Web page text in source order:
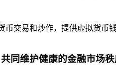
交易和炒作，提供虚拟货
同维护健康的金融市场